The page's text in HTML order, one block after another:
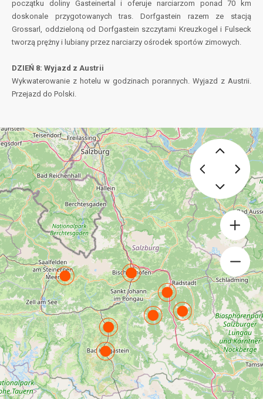
początku doliny Gasteinertal i oferuje narciarzom ponad 70 km
doskonale przygotowanych tras. Dorfgastein razem ze stacją
Grossarl, oddzieloną od Dorfgastein szczytami Kreuzkogel i Fulseck
tworzą prężny i lubiany przez narciarzy ośrodek sportów zimowych.
DZIEŃ 8: Wyjazd z Austrii
Wykwaterowanie z hotelu w godzinach porannych. Wyjazd z Austrii.
Przejazd do Polski.